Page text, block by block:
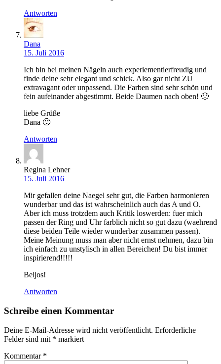
Antworten
Dana
15. Juli 2016
Ich bin bei meinen Nägeln auch experiementierfreudig und
finde deine sehr elegant und schick. Also gar nicht ZU
extravagant oder unpassend. Die Farben sind sehr schön und
fein aufeinander abgestimmt. Beide Daumen nach oben! 🙂
liebe Grüße
Dana 🙂
Antworten
Regina Lehner
15. Juli 2016
Mir gefallen deine Naegel sehr gut, die Farben harmonieren
wunderbar und das ist wahrscheinlich auch das A und O.
Aber ich muss trotzdem auch Kritik loswerden: fuer mich
passen der Ring und Uhr farblich nicht so gut dazu (waehrend
diese beiden Teile wieder wunderbar zusammen passen).
Meine Meinung muss man aber nicht ernst nehmen, dazu bin
ich einfach zu unstylisch in allen Bereichen! Du bist immer
inspirierend!!!!!
Beijos!
Antworten
Schreibe einen Kommentar
Deine E-Mail-Adresse wird nicht veröffentlicht. Erforderliche
Felder sind mit * markiert
Kommentar *